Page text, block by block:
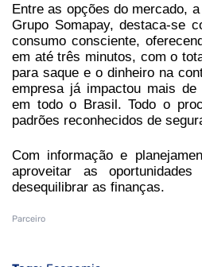
Entre as opções do mercado,
Grupo Somapay, destaca-se
consumo consciente,
em até três minutos, com o
para saque e o dinheiro na
empresa já impactou mais
em todo o Brasil. Todo o
padrões reconhecidos de
Com informação e
aproveitar as
desequilibrar as finanças.
Parceiro